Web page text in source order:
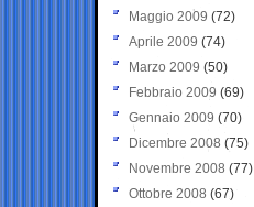
Maggio 2009 (72)
Aprile 2009 (74)
Marzo 2009 (50)
Febbraio 2009 (69)
Gennaio 2009 (70)
Dicembre 2008 (75)
Novembre 2008 (77)
Ottobre 2008 (67)